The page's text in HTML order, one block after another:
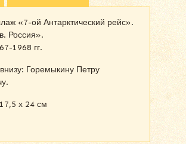
«7-ой Антарктический рейс».
Россия».
1968 гг.
Горемыкину Петру
х 24 см